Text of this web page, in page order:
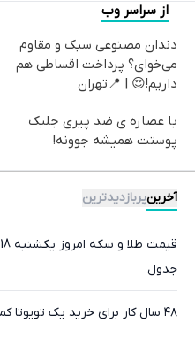
از سراسر وب
دندان مصنوعی سبک و مقاوم
می‌خوای؟ پرداخت اقساطی هم
داریم!😍 | 📍تهران
با عصاره ی ضد پیری جلبک
پوستت همیشه جوونه!
آخرینپربازدیدترین
جدول
۴۸ سال کار برای خرید یک تویوتا کمری